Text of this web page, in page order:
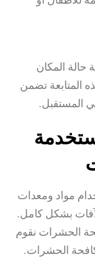
حالة المكان
المتابعة تضمن
المستقبل.
مواد ومعدات
بشكل كامل.
الحشرات نقوم
الحشرات.